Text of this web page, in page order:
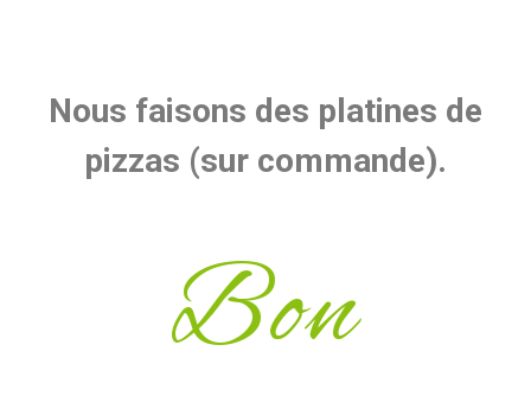
Nous faisons des platines de
pizzas (sur commande).
Bon